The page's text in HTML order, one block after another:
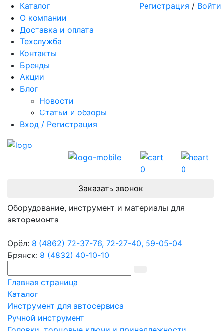
Каталог
О компании
Доставка и оплата
Техслужба
Контакты
Бренды
Акции
Блог
Новости
Статьи и обзоры
Вход / Регистрация
Регистрация / Войти
0
0
Заказать звонок
Оборудование, инструмент и материалы для
авторемонта
Орёл: 8 (4862) 72-37-76, 72-27-40, 59-05-04
Брянск: 8 (4832) 40-10-10
Главная страница
Каталог
Инструмент для автосервиса
Ручной инструмент